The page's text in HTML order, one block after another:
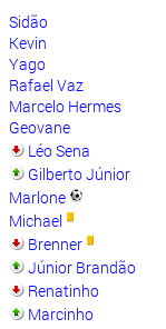
Sidão
Kevin
Yago
Rafael Vaz
Marcelo Hermes
Geovane
Léo Sena
Gilberto Júnior
Marlone
Michael
Brenner
Júnior Brandão
Renatinho
Marcinho